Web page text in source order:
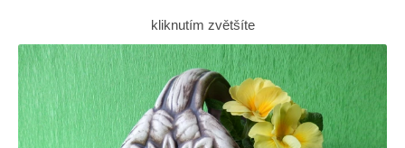
kliknutím zvětšíte